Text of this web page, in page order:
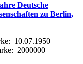
Deutsche
zu Berlin,
10.07.1950
2000000